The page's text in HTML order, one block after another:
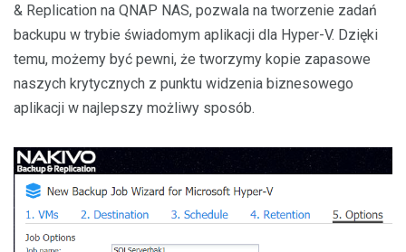
& Replication na QNAP NAS, pozwala na tworzenie zadań
backupu w trybie świadomym aplikacji dla Hyper-V. Dzięki
temu, możemy być pewni, że tworzymy kopie zapasowe
naszych krytycznych z punktu widzenia biznesowego
aplikacji w najlepszy możliwy sposób.